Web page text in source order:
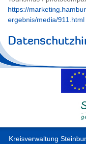
https://
ergebnis/media/911.html
Kreisverwaltung